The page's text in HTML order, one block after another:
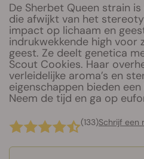
De Sherbet Queen strain
die afwijkt van het
impact op lichaam en
indrukwekkende high voor
geest. Ze deelt genetica
Scout Cookies. Haar
verleidelijke aroma’s en
eigenschappen bieden
Neem de tijd en ga op
(133)Schrijf een